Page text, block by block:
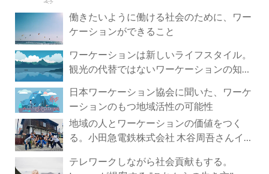
働きたいように働ける社会のために、ワー
ケーションができること
ワーケーションは新しいライフスタイル。
観光の代替ではないワーケーションの知ら
日本ワーケーション協会に聞いた、ワーケ
ーションのもつ地域活性の可能性
地域の人とワーケーションの価値をつく
る。小田急電鉄株式会社 木谷周吾さんイン
テレワークしながら社会貢献もする。